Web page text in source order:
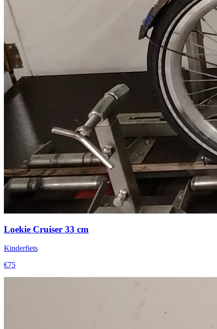
Loekie Cruiser 33 cm
Kinderfiets
€75